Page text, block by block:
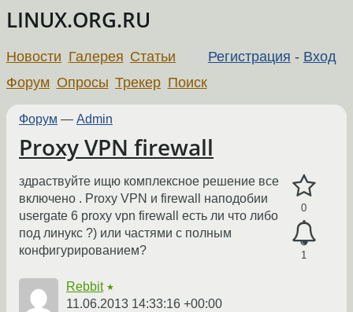
LINUX.ORG.RU
Регистрация - Вход
Новости Галерея Статьи
Форум Опросы Трекер Поиск
Форум — Admin
Proxy VPN firewall
0
1
здраствуйте ищю комплексное решение все
включено . Proxy VPN и firewall наподобии
usergate 6 proxy vpn firewall есть ли что либо
под линукс ?) или частями с полным
конфигурированием?
Rebbit ★
11.06.2013 14:33:16 +00:00